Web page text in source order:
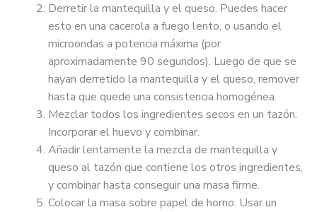
Derretir la mantequilla y el queso. Puedes hacer
esto en una cacerola a fuego lento, o usando el
microondas a potencia máxima (por
aproximadamente 90 segundos). Luego de que se
hayan derretido la mantequilla y el queso, remover
hasta que quede una consistencia homogénea.
Mezclar todos los ingredientes secos en un tazón.
Incorporar el huevo y combinar.
Añadir lentamente la mezcla de mantequilla y
queso al tazón que contiene los otros ingredientes,
y combinar hasta conseguir una masa firme.
Colocar la masa sobre papel de horno. Usar un